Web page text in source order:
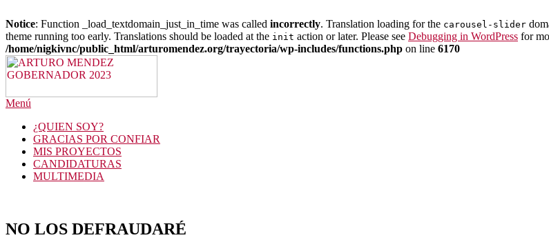
Notice: Function _load_textdomain_just_in_time was called incorrectly. Translation loading for the carousel-slider
theme running too early. Translations should be loaded at the init action or later. Please see Debugging in WordPress for
/home/nigkivnc/public_html/arturomendez.org/trayectoria/wp-includes/functions.php on line 6170
Saltar
al
Menú
¿QUIEN SOY?
GRACIAS POR CONFIAR
MIS PROYECTOS
CANDIDATURAS
MULTIMEDIA
NO LOS DEFRAUDARÉ